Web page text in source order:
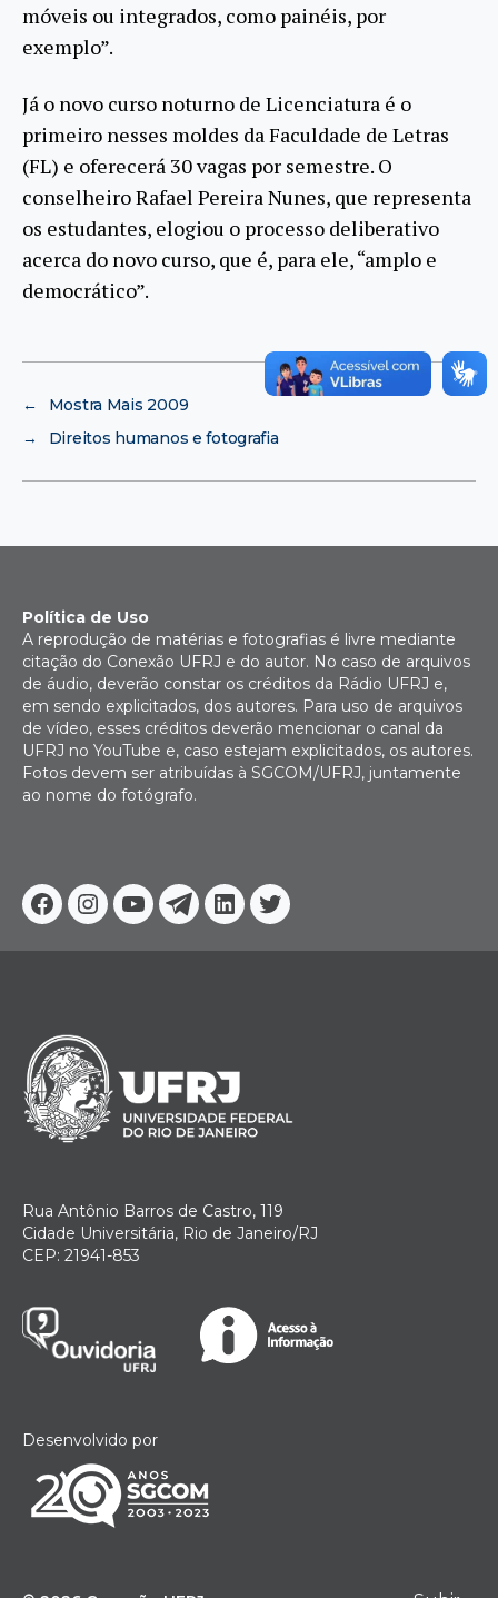
móveis ou integrados, como painéis, por
exemplo”.
Já o novo curso noturno de Licenciatura é o
primeiro nesses moldes da Faculdade de Letras
(FL) e oferecerá 30 vagas por semestre. O
conselheiro Rafael Pereira Nunes, que representa
os estudantes, elogiou o processo deliberativo
acerca do novo curso, que é, para ele, “amplo e
democrático”.
←
Mostra Mais 2009
→
Direitos humanos e fotografia
Facebook
Instagram
YoutubeTelegram
Linkedin
Twitter
Política de Uso
A reprodução de matérias e fotografias é livre mediante
citação do Conexão UFRJ e do autor. No caso de arquivos
de áudio, deverão constar os créditos da Rádio UFRJ e,
em sendo explicitados, dos autores. Para uso de arquivos
de vídeo, esses créditos deverão mencionar o canal da
UFRJ no YouTube e, caso estejam explicitados, os autores.
Fotos devem ser atribuídas à SGCOM/UFRJ, juntamente
ao nome do fotógrafo.
Rua Antônio Barros de Castro, 119
Cidade Universitária, Rio de Janeiro/RJ
CEP: 21941-853
Desenvolvido por